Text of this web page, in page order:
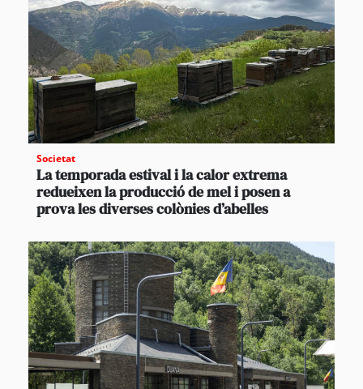
Societat
La temporada estival i la calor extrema
redueixen la producció de mel i posen a
prova les diverses colònies d’abelles